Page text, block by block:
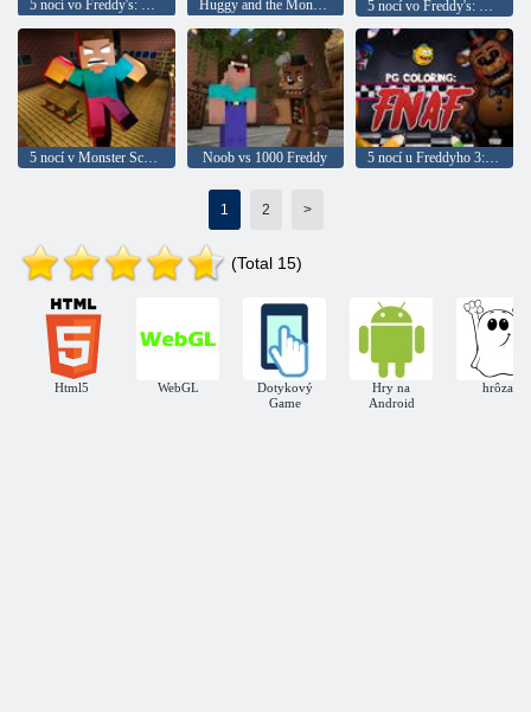
5 nocí vo Freddy's: House Horror Huggy and the Monsters Makeover Makeover 5 nocí vo Freddy's: The Ultimate Custom Night
5 nocí v Monster School Noob vs 1000 Freddy 5 nocí u Freddyho 3: Farbenie
1 2 >
(Total 15)
Html5 WebGL
Dotykový
Game
Hry na
Android
hrôza